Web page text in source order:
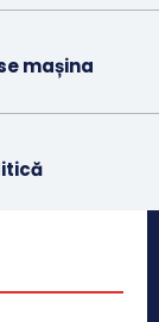
mașina